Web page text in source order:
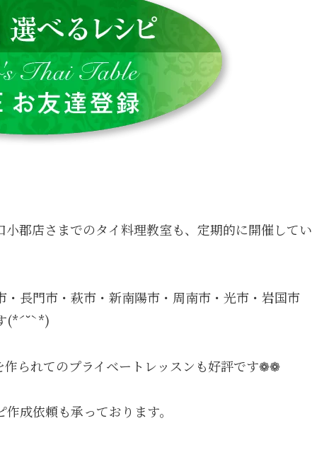
郡店さまでのタイ料理教室も、定期的に開催してい
長門市・萩市・新南陽市・周南市・光市・岩国市
(*ˊ˘ˋ*)
作られてのプライベートレッスンも好評です❁❁
成依頼も承っております。